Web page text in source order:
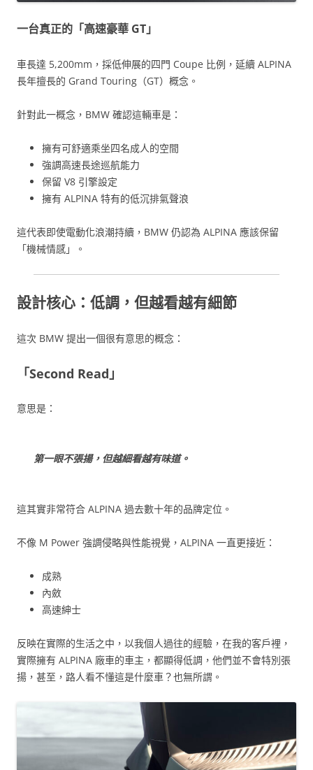
一台真正的「高速豪華 GT」
車長達 5,200mm，採低伸展的四門 Coupe 比例，延續 ALPINA
長年擅長的 Grand Touring（GT）概念。
針對此一概念，BMW 確認這輛車是：
擁有可舒適乘坐四名成人的空間
強調高速長途巡航能力
保留 V8 引擎設定
擁有 ALPINA 特有的低沉排氣聲浪
這代表即使電動化浪潮持續，BMW 仍認為 ALPINA 應該保留
「機械情感」。
設計核心：低調，但越看越有細節
這次 BMW 提出一個很有意思的概念：
「Second Read」
意思是：
第一眼不張揚，但越細看越有味道。
這其實非常符合 ALPINA 過去數十年的品牌定位。
不像 M Power 強調侵略與性能視覺，ALPINA 一直更接近：
成熟
內斂
高速紳士
反映在實際的生活之中，以我個人過往的經驗，在我的客戶裡，
實際擁有 ALPINA 廠車的車主，都顯得低調，他們並不會特別張
揚，甚至，路人看不懂這是什麼車？也無所謂。